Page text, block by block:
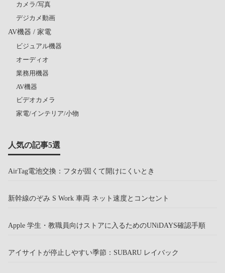
カメラ/写真
デジカメ動画
AV機器 / 家電
ビジュアル機器
オーディオ
業務用機器
AV機器
ビデオカメラ
家電/インテリア/小物
人気の記事5選
AirTag電池交換：フタが固くて開けにくいとき
新幹線のぞみ S Work 車両 ネット速度とコンセント
Apple 学生・教職員向けストアに入るためのUNiDAYS確認手順
アイサイトが停止しやすい季節：SUBARU レイバック